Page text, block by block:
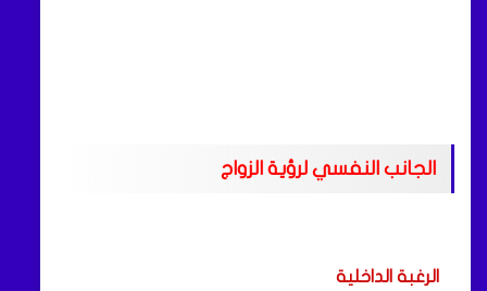
الجانب النفسي لرؤية الزواج
الرغبة الداخلية